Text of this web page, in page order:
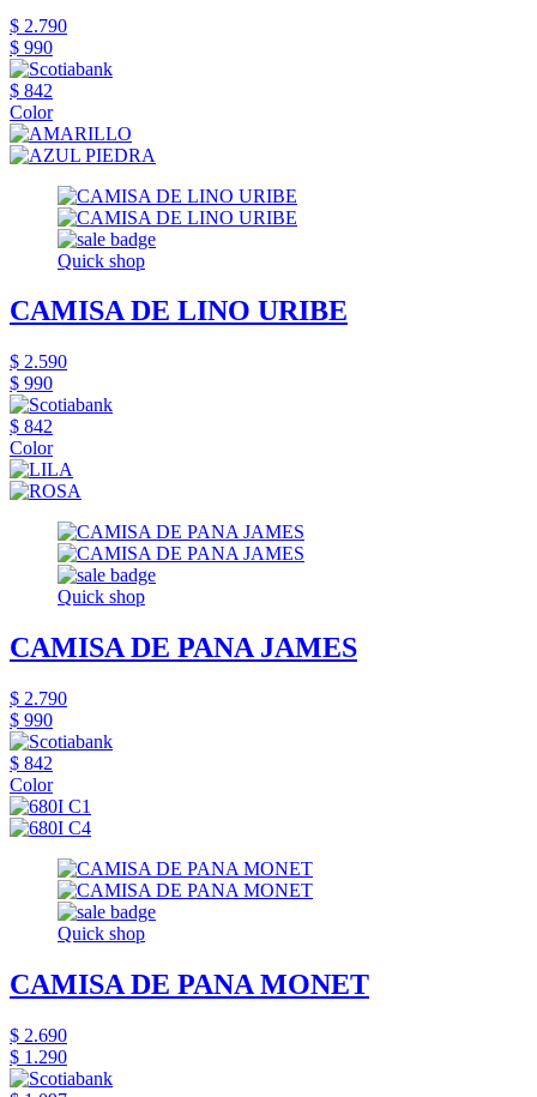
$ 2.790
$ 990
$ 842
Color
Quick shop
CAMISA DE LINO URIBE
$ 2.590
$ 990
$ 842
Color
Quick shop
CAMISA DE PANA JAMES
$ 2.790
$ 990
$ 842
Color
Quick shop
CAMISA DE PANA MONET
$ 2.690
$ 1.290